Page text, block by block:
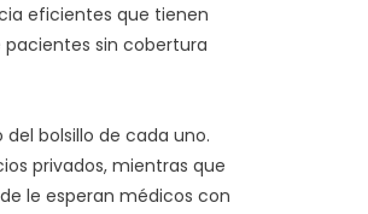
eficientes que tienen
pacientes sin cobertura
del bolsillo de cada uno.
privados, mientras que
le esperan médicos con